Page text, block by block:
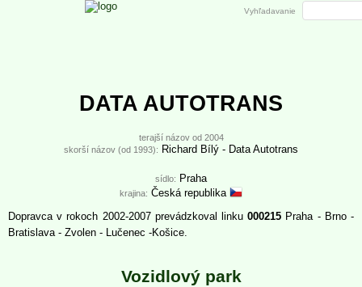
DATA AUTOTRANS
terajší názov od 2004
skorší názov (od 1993): Richard Bílý - Data Autotrans
sídlo: Praha
krajina: Česká republika
Dopravca v rokoch 2002-2007 prevádzkoval linku000215 Praha - Brno -
Bratislava - Zvolen - Lučenec -Košice.
Vozidlový park
Vyhľadavanie